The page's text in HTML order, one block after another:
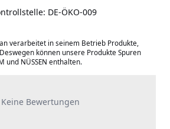
DE-ÖKO-009
verarbeitet in seinem Betrieb Produkte,
können unsere Produkte Spuren
und NÜSSEN enthalten.
Keine Bewertungen